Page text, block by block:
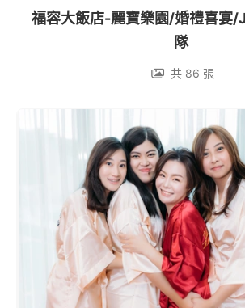
福容大飯店-麗寶樂園/婚禮喜宴/
隊
共 86 張